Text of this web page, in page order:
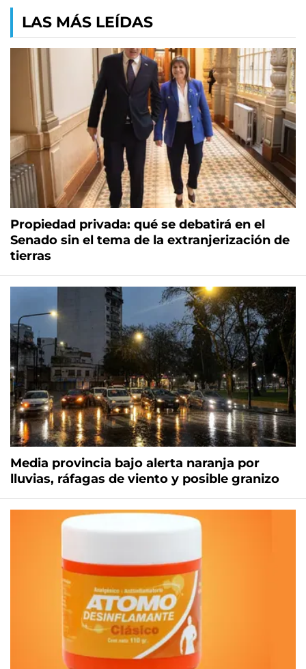
LAS MÁS LEÍDAS
Propiedad privada: qué se debatirá en el
Senado sin el tema de la extranjerización de
tierras
Media provincia bajo alerta naranja por
lluvias, ráfagas de viento y posible granizo